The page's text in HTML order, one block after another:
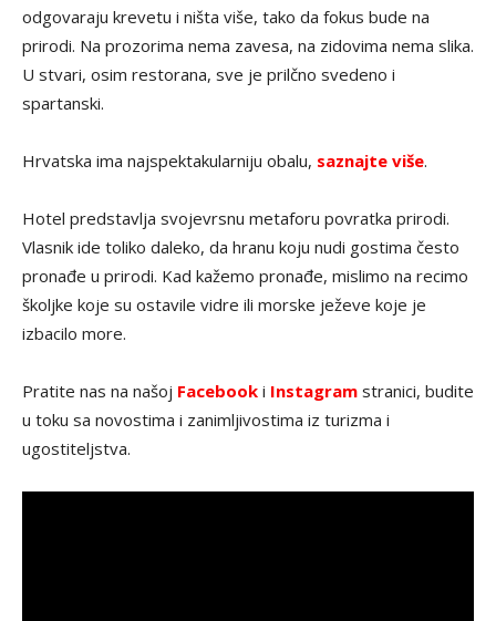
odgovaraju krevetu i ništa više, tako da fokus bude na
prirodi. Na prozorima nema zavesa, na zidovima nema slika.
U stvari, osim restorana, sve je prilčno svedeno i
spartanski.
Hrvatska ima najspektakularniju obalu, saznajte više.
Hotel predstavlja svojevrsnu metaforu povratka prirodi.
Vlasnik ide toliko daleko, da hranu koju nudi gostima često
pronađe u prirodi. Kad kažemo pronađe, mislimo na recimo
školjke koje su ostavile vidre ili morske ježeve koje je
izbacilo more.
Pratite nas na našoj Facebook i Instagram stranici, budite
u toku sa novostima i zanimljivostima iz turizma i
ugostiteljstva.